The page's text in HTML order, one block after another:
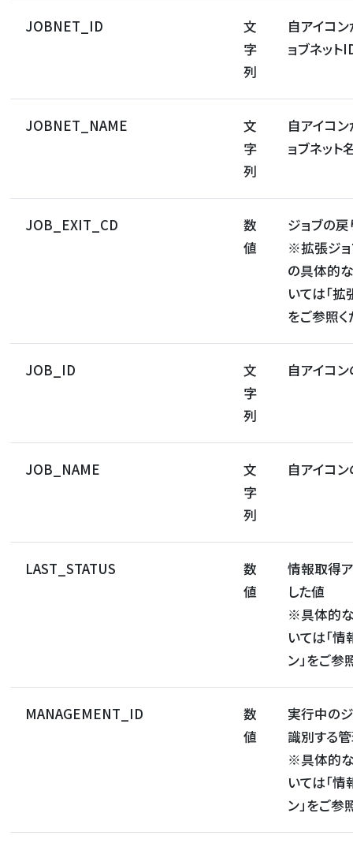
JOBNET_ID
文
字
列
自アイコ
ョブネット
JOBNET_NAME
文
字
列
自アイコ
ョブネット
JOB_EXIT_CD
数
値
ジョブの
※拡張ジ
の具体的
いては「拡
をご参照く
JOB_ID
文
字
列
自アイコ
JOB_NAME
文
字
列
自アイコ
LAST_STATUS
数
値
情報取得
した値
※具体的
いては「
ン」をご参
MANAGEMENT_ID
数
値
実行中の
識別する
※具体的
いては「
ン」をご参